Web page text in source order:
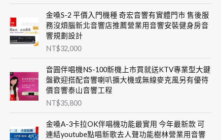
金嗓S-2 平價入門機種 奇宏音響有實體門市 售後服
務沒煩腦新北音響店推薦營業用音響安裝健身房音
響規劃設計
NT$32,000
音圓伴唱機NS-100新機上市買就送KTV專業型大鍵
盤歡迎搭配音響喇叭擴大機或無線麥克風另有優待
價音響泰山音響工程
NT$35,800
金嗓A-3卡拉OK伴唱機功能最實用 今年最新款 可
連結youtube點唱新歌去人聲功能樹林營業用音響